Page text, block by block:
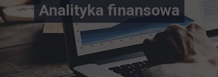
Analityka finansowa